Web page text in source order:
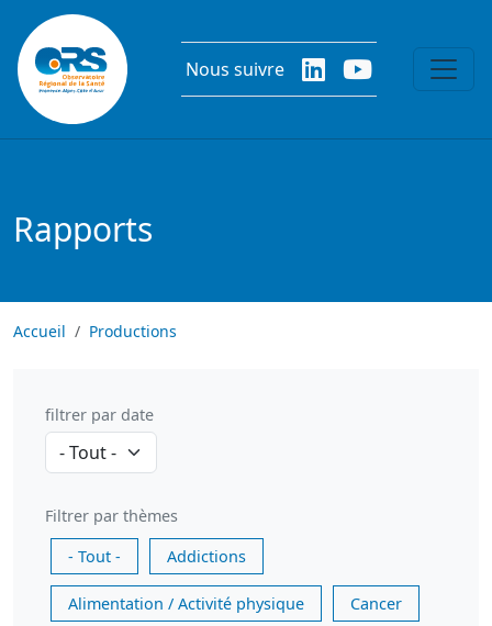
Aller au contenu principal
Nous suivre
Rapports
Accueil Productions
filtrer par date
Filtrer par thèmes
- Tout -
Addictions
Alimentation / Activité physique Cancer